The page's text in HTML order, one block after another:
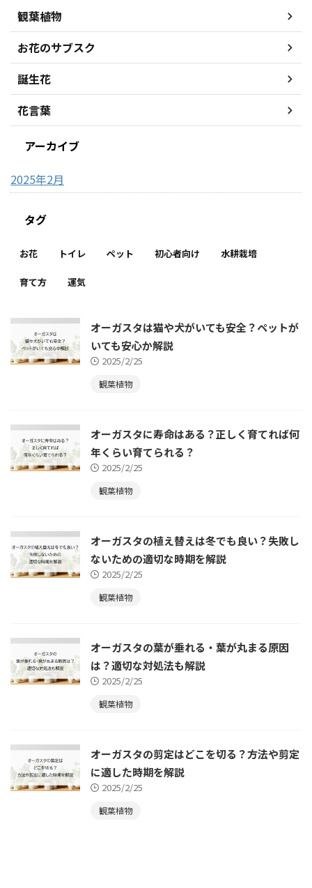
観葉植物
お花のサブスク
誕生花
花言葉
アーカイブ
2025年2月
タグ
お花 トイレ ペット 初心者向け 水耕栽培
育て方 運気
オーガスタは猫や犬がいても安全？ペットが
いても安心か解説
2025/2/25
観葉植物
オーガスタに寿命はある？正しく育てれば何
年くらい育てられる？
2025/2/25
観葉植物
オーガスタの植え替えは冬でも良い？失敗し
ないための適切な時期を解説
2025/2/25
観葉植物
オーガスタの葉が垂れる・葉が丸まる原因
は？適切な対処法も解説
2025/2/25
観葉植物
オーガスタの剪定はどこを切る？方法や剪定
に適した時期を解説
2025/2/25
観葉植物